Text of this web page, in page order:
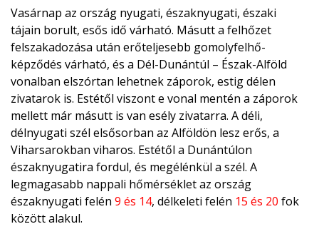
Vasárnap az ország nyugati, északnyugati, északi
tájain borult, esős idő várható. Másutt a felhőzet
felszakadozása után erőteljesebb gomolyfelhő-
képződés várható, és a Dél-Dunántúl – Észak-Alföld
vonalban elszórtan lehetnek záporok, estig délen
zivatarok is. Estétől viszont e vonal mentén a záporok
mellett már másutt is van esély zivatarra. A déli,
délnyugati szél elsősorban az Alföldön lesz erős, a
Viharsarokban viharos. Estétől a Dunántúlon
északnyugatira fordul, és megélénkül a szél. A
legmagasabb nappali hőmérséklet az ország
északnyugati felén 9 és 14, délkeleti felén 15 és 20 fok
között alakul.